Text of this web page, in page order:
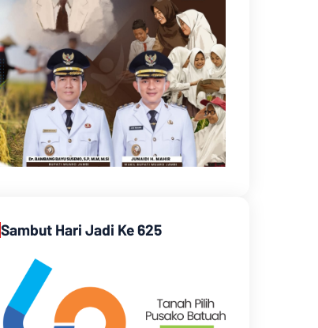
Sambut Hari Jadi Ke 625